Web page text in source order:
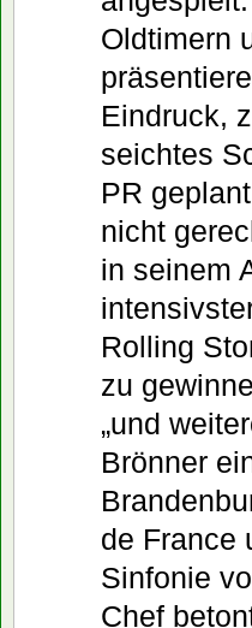
Oldtimern
Eindruck,
seichtes
PR
nicht
in seinem
Rolling
zu
„und
Brönner
de France
Sinfonie
Chef